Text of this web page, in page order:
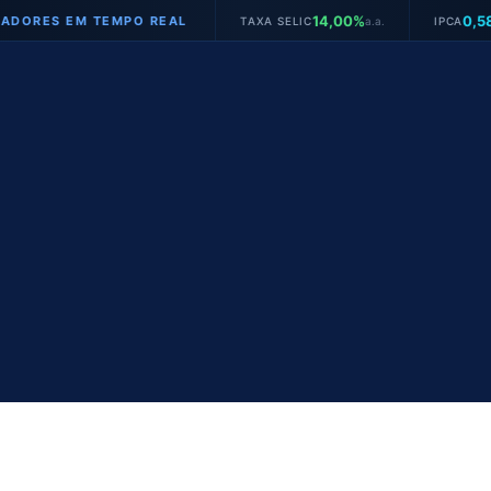
REAL TAXA SELIC 14,00%a.a. IPCA0,58%